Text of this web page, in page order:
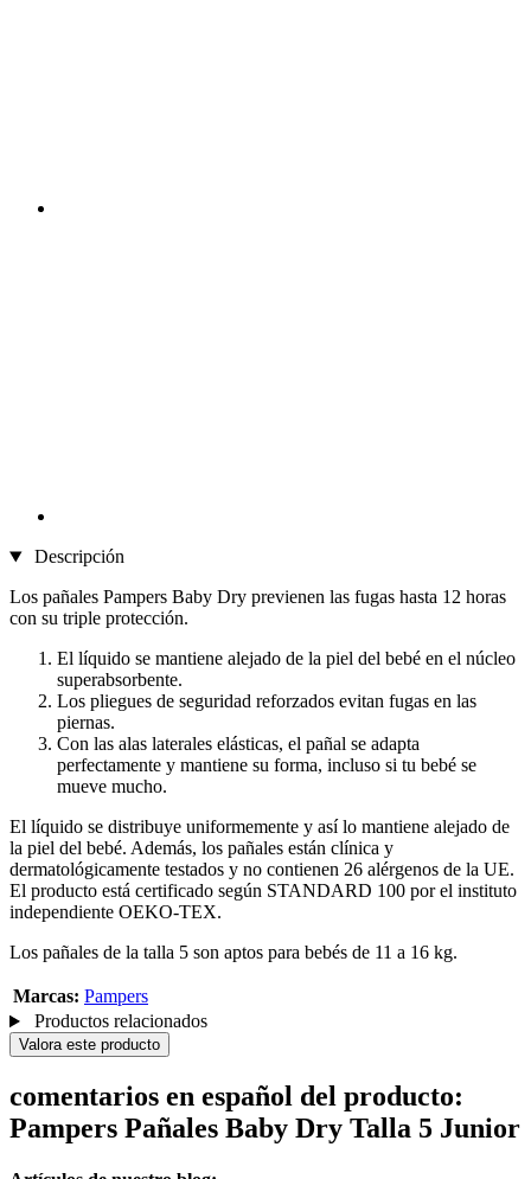
Descripción
Los pañales Pampers Baby Dry previenen las fugas hasta 12 horas
con su triple protección.
El líquido se mantiene alejado de la piel del bebé en el núcleo
superabsorbente.
Los pliegues de seguridad reforzados evitan fugas en las
piernas.
Con las alas laterales elásticas, el pañal se adapta
perfectamente y mantiene su forma, incluso si tu bebé se
mueve mucho.
El líquido se distribuye uniformemente y así lo mantiene alejado de
la piel del bebé. Además, los pañales están clínica y
dermatológicamente testados y no contienen 26 alérgenos de la UE.
El producto está certificado según STANDARD 100 por el instituto
independiente OEKO-TEX.
Los pañales de la talla 5 son aptos para bebés de 11 a 16 kg.
Marcas: Pampers
Productos relacionados
Valora este producto
comentarios en español del producto:
Pampers Pañales Baby Dry Talla 5 Junior